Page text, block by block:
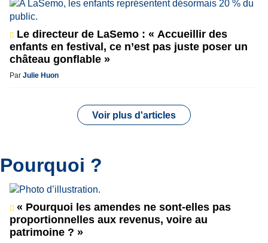
Le directeur de LaSemo : « Accueillir des
enfants en festival, ce n’est pas juste poser un
château gonflable »
Par Julie Huon
Voir plus d'articles
Pourquoi ?
« Pourquoi les amendes ne sont-elles pas
proportionnelles aux revenus, voire au
patrimoine ? »